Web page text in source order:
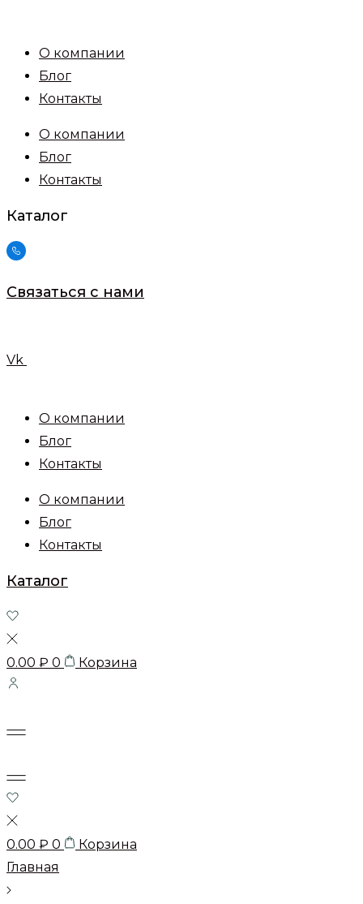
содержимому
О компании
Блог
Контакты
О компании
Блог
Контакты
Каталог
Связаться с нами
Vk
О компании
Блог
Контакты
О компании
Блог
Контакты
Каталог
0.00 ₽ 0 Корзина
0.00 ₽ 0
Корзина
Главная